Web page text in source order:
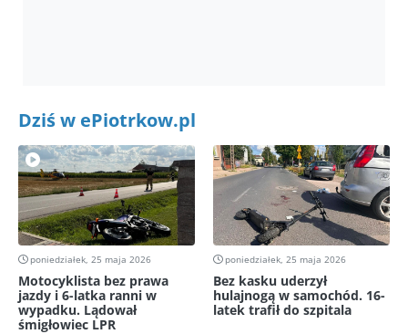
Dziś w ePiotrkow.pl
poniedziałek, 25 maja 2026
Motocyklista bez prawa
jazdy i 6-latka ranni w
wypadku. Lądował
śmigłowiec LPR
poniedziałek, 25 maja 2026
Bez kasku uderzył
hulajnogą w samochód. 16-
latek trafił do szpitala